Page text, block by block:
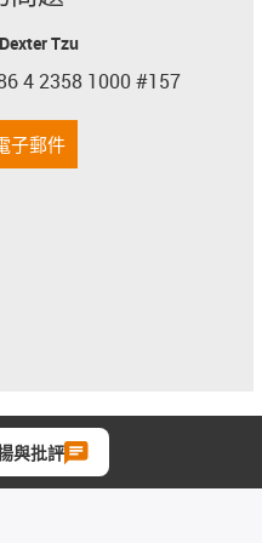
Tzu
phone
4 2358 1000 #157
子郵件
與批評